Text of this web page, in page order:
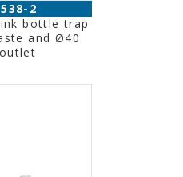
2
bottle trap
and Ø40